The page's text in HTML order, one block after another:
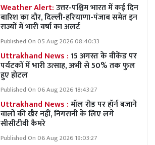
Weather Alert:उत्तर-पश्चिम भारत में कई दिन
बारिश का दौर, दिल्ली-हरियाणा-पंजाब समेत इन
राज्यों में भारी वर्षा का अलर्ट
Published On 05 Aug 2026 08:40:33
Uttrakhand News :15 अगस्त के वीकेंड पर
पर्यटकों में भारी उत्साह, अभी से 50% तक फुल
हुए होटल
Published On 06 Aug 2026 18:43:27
Uttrakhand News :मॉल रोड पर हॉर्न बजाने
वालों की खैर नहीं, निगरानी के लिए लगे
सीसीटीवी कैमरे
Published On 06 Aug 2026 19:03:27